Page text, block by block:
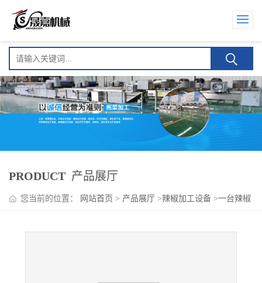
PRODUCT 产品展厅
您当前的位置： 网站首页 > 产品展厅 >辣椒加工设备 >一台辣椒